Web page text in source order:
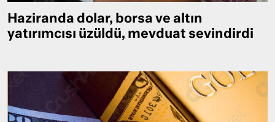
Haziranda dolar, borsa ve altın
yatırımcısı üzüldü, mevduat sevindirdi